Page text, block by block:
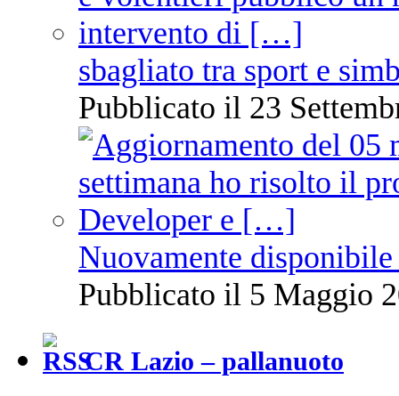
sbagliato tra sport e
Pubblicato il 23
Nuovamente
Pubblicato il 5 Maggio
CR Lazio – pallanuoto